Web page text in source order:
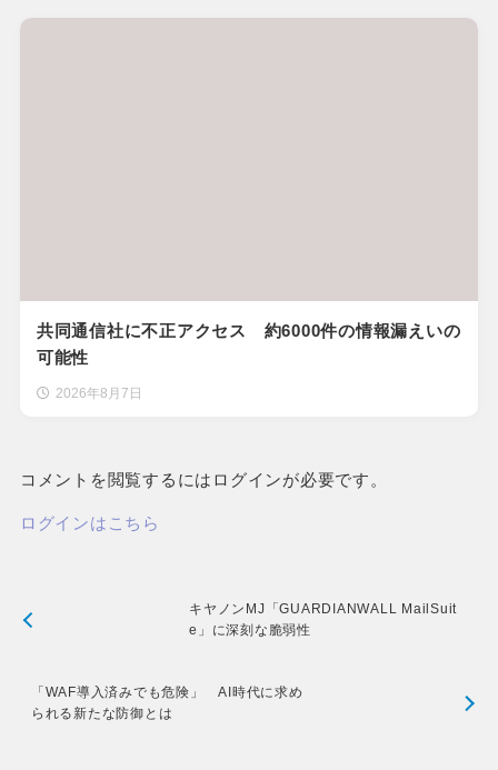
共同通信社に不正アクセス 約6000件の情報漏えいの
可能性
2026年8月7日
コメントを閲覧するにはログインが必要です。
ログインはこちら
キヤノンMJ「GUARDIANWALL MailSuit
e」に深刻な脆弱性
「WAF導入済みでも危険」 AI時代に求め
られる新たな防御とは